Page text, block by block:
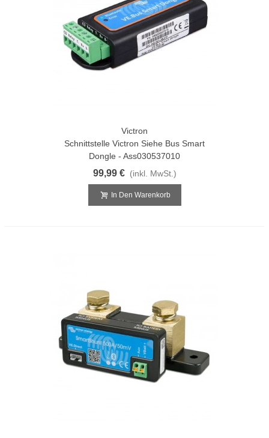
Victron
Schnittstelle Victron Siehe Bus Smart
Dongle - Ass030537010
99,99 € (inkl. MwSt.)
In Den Warenkorb